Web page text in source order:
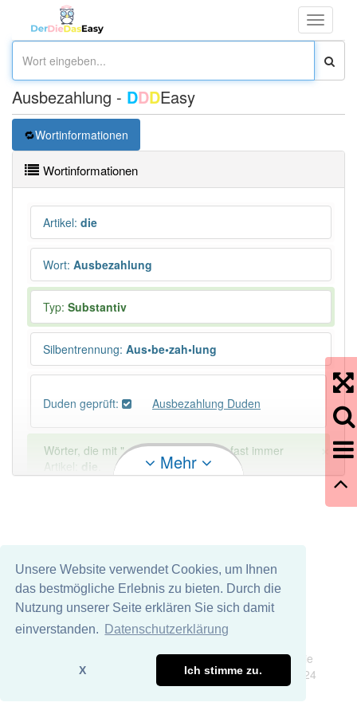
Unsere Website verwendet Cookies, um Ihnen
das bestmögliche Erlebnis zu bieten. Durch die
Nutzung unserer Seite erklären Sie sich damit
einverstanden.
Datenschutzerklärung
X Ich stimme zu.
Toggle
Ausbezahlung - DDDEasy
Wortinformationen
Wortinformationen
Artikel: die
Wort: Ausbezahlung
Typ: Substantiv
Silbentrennung: Aus•be•zah•lung
Duden geprüft: Ausbezahlung Duden
Wörter, die mit "-ung" enden, haben fast immer
Artikel:
die
DAS:2Ausnahmen Beispiele
PowerIndex:3
Häufigkeit: 2 von 10
Mehr
Wir übernehmen keine Garantie und keine Haftung für die
Richtigkeit und Vollständigkeit dieser Seite. DDDEasy 2024